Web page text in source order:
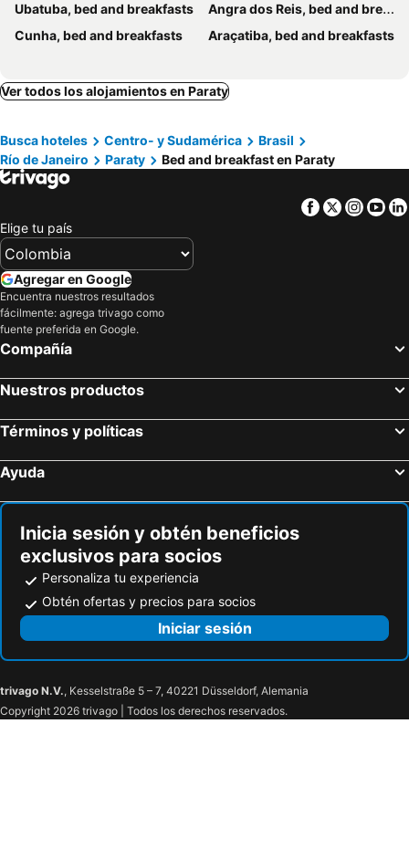
Ubatuba, bed and breakfasts
Angra dos Reis, bed and breakfasts
Cunha, bed and breakfasts
Araçatiba, bed and breakfasts
Ver todos los alojamientos en Paraty
Busca hoteles Centro- y Sudamérica
Brasil
Río de Janeiro
Paraty Bed and breakfast en Paraty
Facebook
Twitter
Elige tu país
Agregar en Google
Encuentra nuestros resultados
fácilmente: agrega trivago como
fuente preferida en Google.
Compañía
Nuestros productos
Términos y políticas
Ayuda
Inicia sesión y obtén beneficios
exclusivos para socios
Personaliza tu experiencia
Obtén ofertas y precios para socios
Iniciar sesión
trivago N.V., Kesselstraße 5 – 7, 40221 Düsseldorf, Alemania
Copyright 2026 trivago | Todos los derechos reservados.